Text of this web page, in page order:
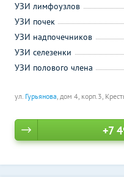
ул. Гурьянова, дом 4, корп.3,
УЗИ лимфоузлов
УЗИ почек
УЗИ надпочечников
УЗИ селезенки
УЗИ полового члена
+7